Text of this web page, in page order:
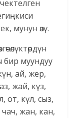
мунун өзү.
бир муундуу
ай, жер,
жай, күз,
от, күл, сыз,
чач, жан, кан,